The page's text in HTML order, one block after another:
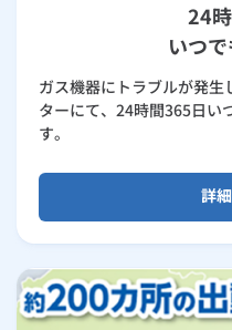
24
いつ
ガス機器にトラブルが発
ターにて、24時間365日い
す。
詳